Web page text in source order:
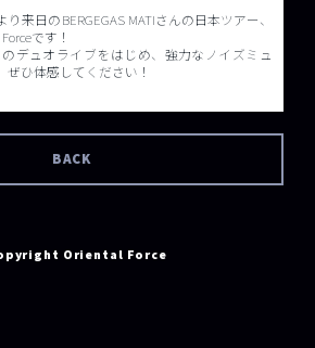
来日のBERGEGAS MATIさんの日本ツアー、
です！
のデュオライブをはじめ、強力なノイズミュ
ぜひ体感してください！
BACK
Oriental Force